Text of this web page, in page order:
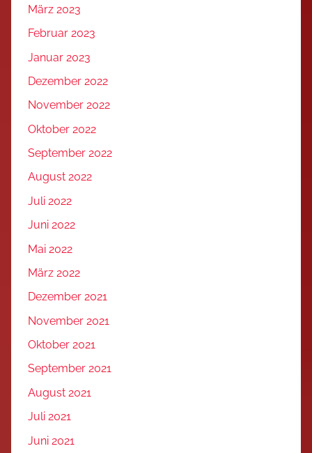
März 2023
Februar 2023
Januar 2023
Dezember 2022
November 2022
Oktober 2022
September 2022
August 2022
Juli 2022
Juni 2022
Mai 2022
März 2022
Dezember 2021
November 2021
Oktober 2021
September 2021
August 2021
Juli 2021
Juni 2021